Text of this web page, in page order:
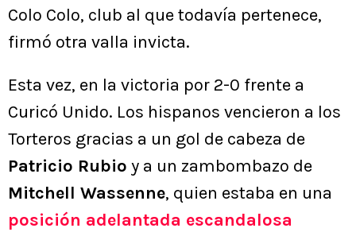
Colo Colo, club al que todavía pertenece,
firmó otra valla invicta.
Esta vez, en la victoria por 2-0 frente a
Curicó Unido. Los hispanos vencieron a los
Torteros gracias a un gol de cabeza de
Patricio Rubio y a un zambombazo de
Mitchell Wassenne, quien estaba en una
posición adelantada escandalosa